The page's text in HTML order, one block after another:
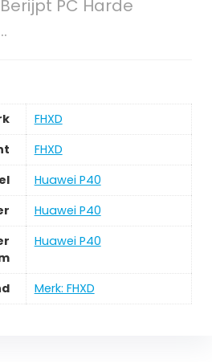
PC Harde
‎FHXD
‎FHXD
‎Huawei P40
‎Huawei P40
‎Huawei P40
Merk: FHXD